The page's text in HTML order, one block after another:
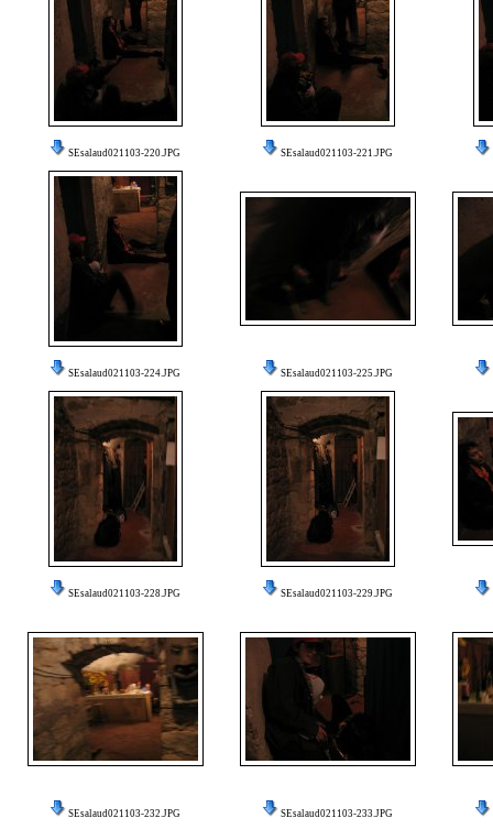
SEsalaud021103-220.JPG SEsalaud021103-221.JPG
SEsalaud021103-224.JPG SEsalaud021103-225.JPG
SEsalaud021103-228.JPG SEsalaud021103-229.JPG
SEsalaud021103-232.JPG SEsalaud021103-233.JPG